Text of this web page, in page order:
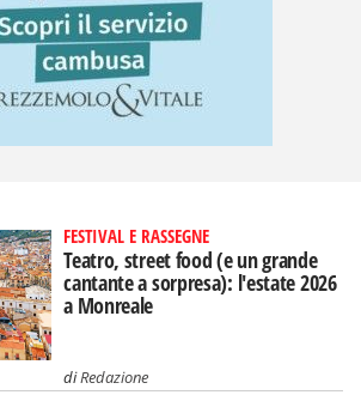
FESTIVAL E RASSEGNE
Teatro, street food (e un grande
cantante a sorpresa): l'estate 2026
a Monreale
diRedazione